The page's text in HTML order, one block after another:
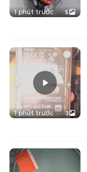
1 phút trước 5
1 phút trước 3